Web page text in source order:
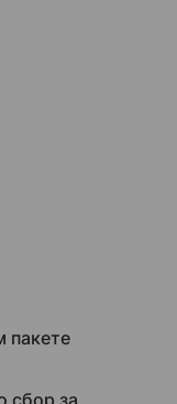
пакете
сбор за